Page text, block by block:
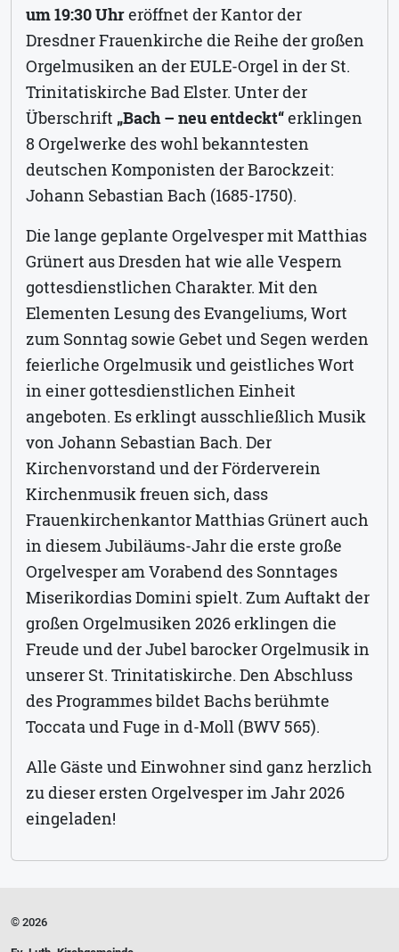
um 19:30 Uhreröffnet der Kantor der
Dresdner Frauenkirche die Reihe der großen
Orgelmusiken an der EULE-Orgel in der St.
Trinitatiskirche Bad Elster. Unter der
Überschrift „Bach – neu entdeckt“erklingen
8 Orgelwerke des wohl bekanntesten
deutschen Komponisten der Barockzeit:
Johann Sebastian Bach (1685-1750).
Die lange geplante Orgelvesper mit Matthias
Grünert aus Dresden hat wie alle Vespern
gottesdienstlichen Charakter. Mit den
Elementen Lesung des Evangeliums, Wort
zum Sonntag sowie Gebet und Segen werden
feierliche Orgelmusik und geistliches Wort
in einer gottesdienstlichen Einheit
angeboten. Es erklingt ausschließlich Musik
von Johann Sebastian Bach. Der
Kirchenvorstand und der Förderverein
Kirchenmusik freuen sich, dass
Frauenkirchenkantor Matthias Grünert auch
in diesem Jubiläums-Jahr die erste große
Orgelvesper am Vorabend des Sonntages
Miserikordias Domini spielt. Zum Auftakt der
großen Orgelmusiken 2026 erklingen die
Freude und der Jubel barocker Orgelmusik in
unserer St. Trinitatiskirche. Den Abschluss
des Programmes bildet Bachs berühmte
Toccata und Fuge in d-Moll (BWV 565).
Alle Gäste und Einwohner sind ganz herzlich
zu dieser ersten Orgelvesper im Jahr 2026
eingeladen!
© 2026